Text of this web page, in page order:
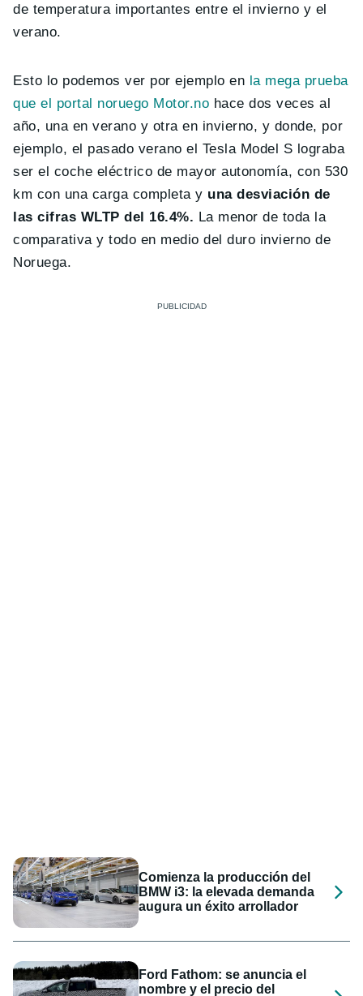
de temperatura importantes entre el invierno y el
verano.
Esto lo podemos ver por ejemplo en la mega prueba
que el portal noruego Motor.no hace dos veces al
año, una en verano y otra en invierno, y donde, por
ejemplo, el pasado verano el Tesla Model S lograba
ser el coche eléctrico de mayor autonomía, con 530
km con una carga completa y una desviación de
las cifras WLTP del 16.4%. La menor de toda la
comparativa y todo en medio del duro invierno de
Noruega.
Comienza la producción del
BMW i3: la elevada demanda
augura un éxito arrollador
Ford Fathom: se anuncia el
nombre y el precio del